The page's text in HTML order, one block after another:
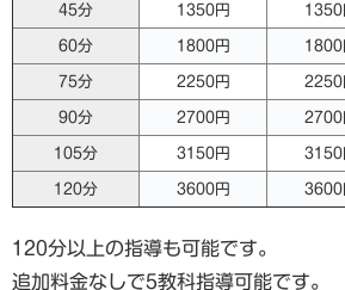
45分 1350円 1350
60分 1800円 1800
75分 2250円 2250
90分 2700円 2700
105分 3150円 3150
120分 3600円 3600
120分以上の指導も可能です。
追加料金なしで5教科指導可能です。